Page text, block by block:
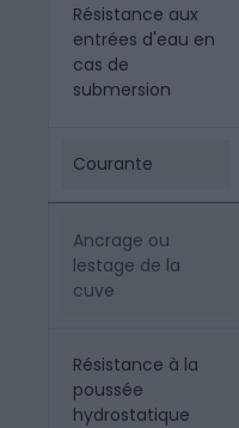
Résistance aux
entrées d'eau en
cas de
submersion
Courante
Ancrage ou
lestage de la
cuve
Résistance à la
poussée
hydrostatique